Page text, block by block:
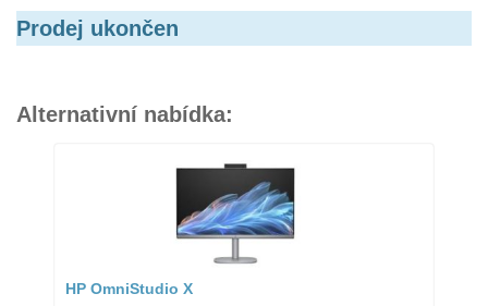
Prodej ukončen
Alternativní nabídka:
HP OmniStudio X